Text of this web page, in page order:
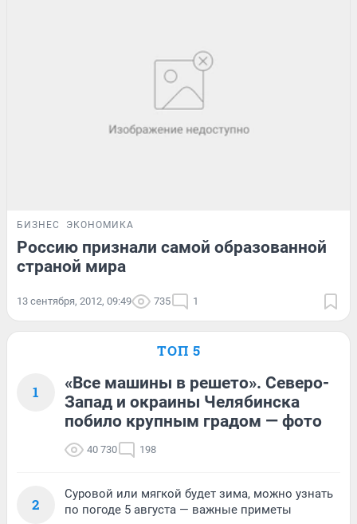
БИЗНЕС ЭКОНОМИКА
Россию признали самой образованной
страной мира
13 сентября, 2012, 09:49 735 1
ТОП 5
1
«Все машины в решето». Северо-
Запад и окраины Челябинска
побило крупным градом — фото
40 730 198
2
Суровой или мягкой будет зима, можно узнать
по погоде 5 августа — важные приметы